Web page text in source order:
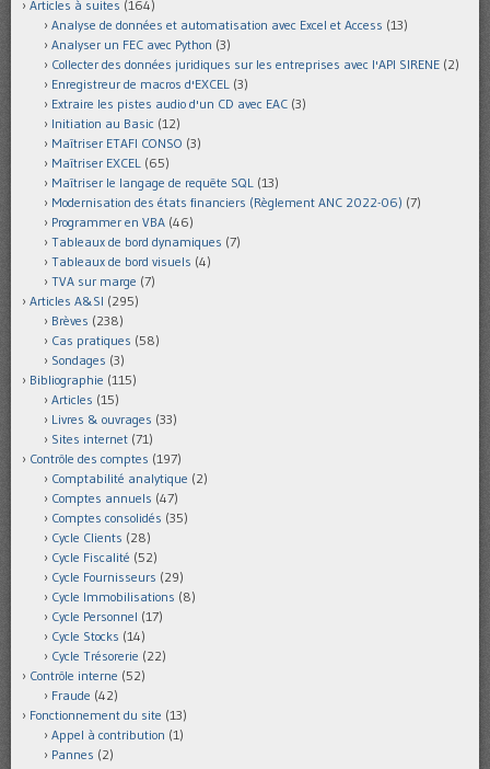
Articles à suites (164)
Analyse de données et automatisation avec Excel et Access (13)
Analyser un FEC avec Python (3)
Collecter des données juridiques sur les entreprises avec l'API SIRENE (2)
Enregistreur de macros d'EXCEL (3)
Extraire les pistes audio d'un CD avec EAC (3)
Initiation au Basic (12)
Maîtriser ETAFI CONSO (3)
Maîtriser EXCEL (65)
Maîtriser le langage de requête SQL (13)
Modernisation des états financiers (Règlement ANC 2022-06) (7)
Programmer en VBA (46)
Tableaux de bord dynamiques (7)
Tableaux de bord visuels (4)
TVA sur marge (7)
Articles A&SI (295)
Brèves (238)
Cas pratiques (58)
Sondages (3)
Bibliographie (115)
Articles (15)
Livres & ouvrages (33)
Sites internet (71)
Contrôle des comptes (197)
Comptabilité analytique (2)
Comptes annuels (47)
Comptes consolidés (35)
Cycle Clients (28)
Cycle Fiscalité (52)
Cycle Fournisseurs (29)
Cycle Immobilisations (8)
Cycle Personnel (17)
Cycle Stocks (14)
Cycle Trésorerie (22)
Contrôle interne (52)
Fraude (42)
Fonctionnement du site (13)
Appel à contribution (1)
Pannes (2)